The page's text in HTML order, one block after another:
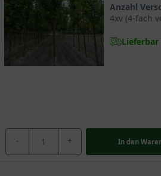
seiner Schattenverträglichkeit
. Er verträgt Temperaturen bis minus 35
unbeeindruckt.
Anzahl
4xv (4-fach
Lieferbar
- + In den